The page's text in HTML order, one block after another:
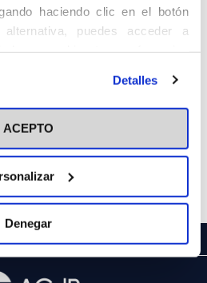
haciendo clic en el botón
alternativa, puedes acceder a
y cambiar tus preferencias
Para más información puedes
Cookies
Detalles
ACEPTO
Denegar
01/1918
de
Lugar de
defunción